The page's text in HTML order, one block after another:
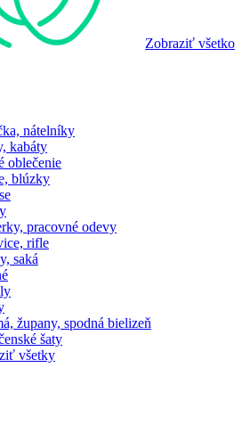
Zobraziť všetko
nátelníky
kabáty
oblečenie
blúzky
pracovné odevy
rifle
saká
župany, spodná bielizeň
šaty
všetky